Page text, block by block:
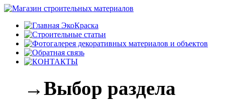
→Выбор раздела